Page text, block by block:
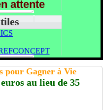
attente
pour Gagner à Vie
au lieu de 35